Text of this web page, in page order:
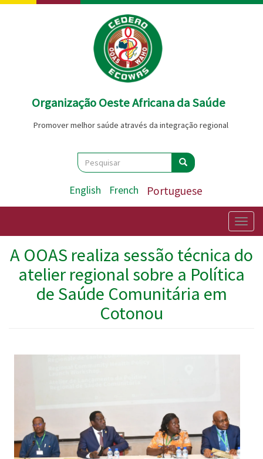
Passar
Organização Oeste Africana da Saúde
Promover melhor saúde através da integração regional
Search
Pesquisar Pesquisar
English French Portuguese
A OOAS realiza sessão técnica do
atelier regional sobre a Política
de Saúde Comunitária em
Cotonou